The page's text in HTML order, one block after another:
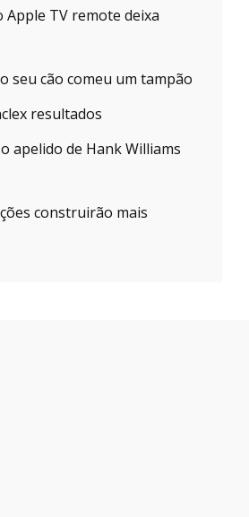
Apple TV remote deixa
seu cão comeu um tampão
resultados
apelido de Hank Williams
construirão mais